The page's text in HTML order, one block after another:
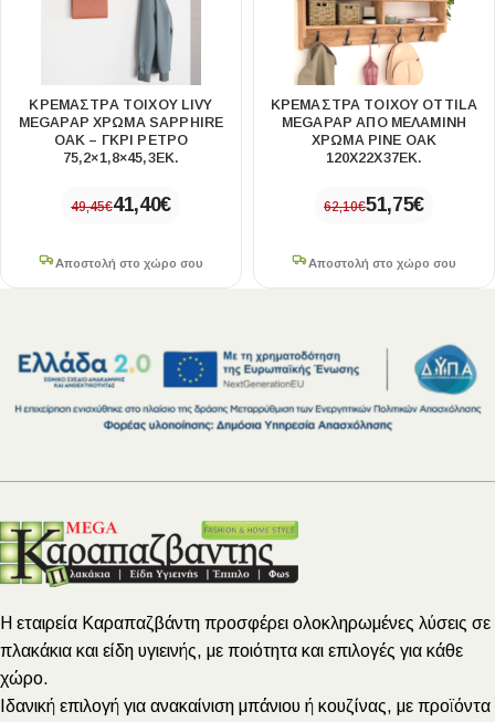
ΚΡΕΜΆΣΤΡΑ ΤΟΊΧΟΥ LIVY
MEGAPAP ΧΡΏΜΑ SAPPHIRE
OAK – ΓΚΡΙ ΡΕΤΡΌ
75,2×1,8×45,3ΕΚ.
49,45€41,40€
Αποστολή στο χώρο σου
ΚΡΕΜΆΣΤΡΑ ΤΟΊΧΟΥ OTTILA
MEGAPAP ΑΠΌ ΜΕΛΑΜΊΝΗ
ΧΡΏΜΑ PINE OAK
120X22X37ΕΚ.
62,10€51,75€
Αποστολή στο χώρο σου
Η εταιρεία Καραπαζβάντη προσφέρει ολοκληρωμένες λύσεις σε
πλακάκια και είδη υγιεινής, με ποιότητα και επιλογές για κάθε
χώρο.
Ιδανική επιλογή για ανακαίνιση μπάνιου ή κουζίνας, με προϊόντα